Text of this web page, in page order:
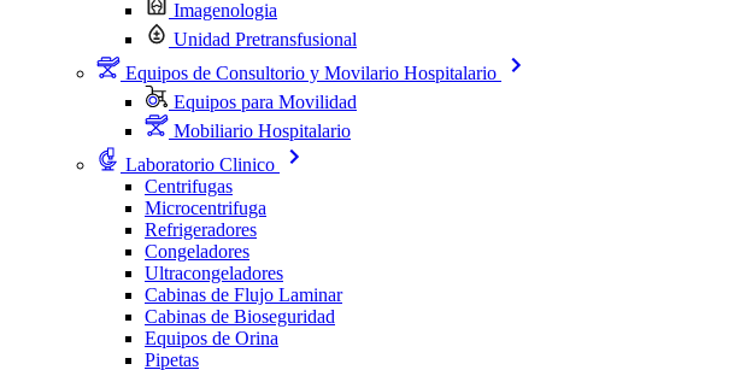
Imagenologia
Unidad Pretransfusional
Equipos de Consultorio y Movilario Hospitalario
Equipos para Movilidad
Mobiliario Hospitalario
Laboratorio Clinico
Centrifugas
Microcentrifuga
Refrigeradores
Congeladores
Ultracongeladores
Cabinas de Flujo Laminar
Cabinas de Bioseguridad
Equipos de Orina
Pipetas